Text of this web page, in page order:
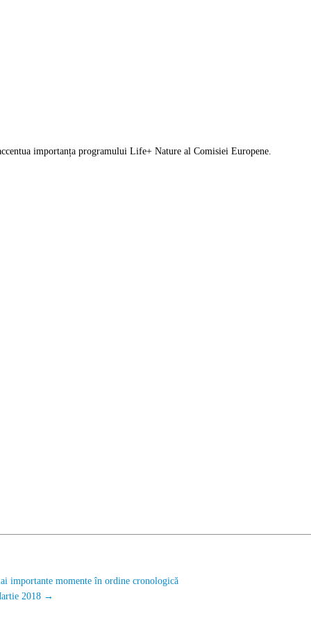
importanța programului Life+ Nature al Comisiei Europene.
importante momente în ordine cronologică
2018 →